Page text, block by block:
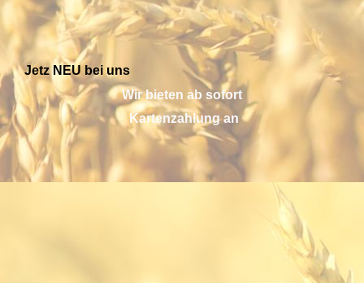
Jetz NEU bei uns
Wir bieten ab sofort
Kartenzahlung an